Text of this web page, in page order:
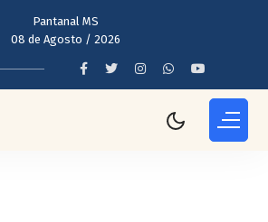
Pantanal MS
08 de Agosto / 2026